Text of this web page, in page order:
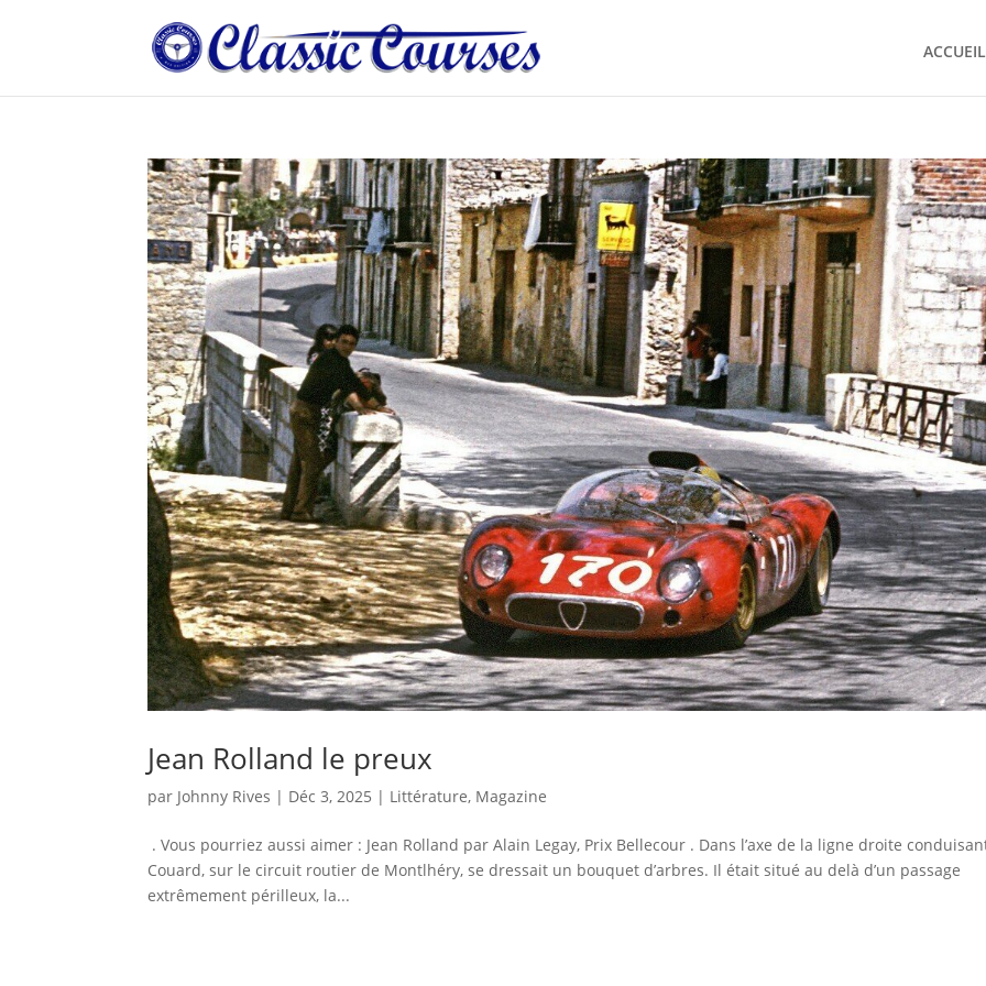
ACCUEIL
Jean Rolland le preux
par Johnny Rives | Déc 3, 2025 | Littérature, Magazine
. Vous pourriez aussi aimer : Jean Rolland par Alain Legay, Prix Bellecour . Dans l’axe de la ligne droite
Couard, sur le circuit routier de Montlhéry, se dressait un bouquet d’arbres. Il était situé au delà d’un passage
extrêmement périlleux, la...